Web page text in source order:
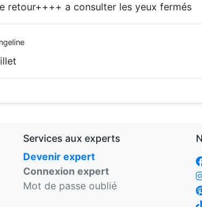
retour++++ a consulter les yeux fermés
Services aux experts
Devenir expert
Connexion expert
Mot de passe oublié